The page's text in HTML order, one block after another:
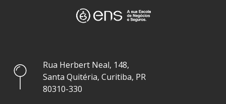
Rua Herbert Neal, 148,
Santa Quitéria, Curitiba, PR
80310-330